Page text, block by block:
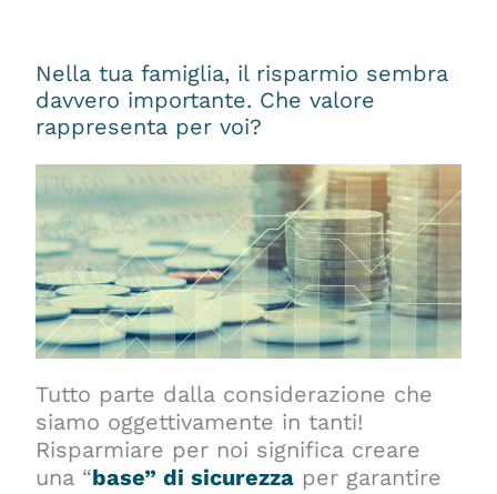
Nella tua famiglia, il risparmio sembra
davvero importante. Che valore
rappresenta per voi?
Tutto parte dalla considerazione che
siamo oggettivamente in tanti!
Risparmiare per noi significa creare
una “base” di sicurezza per garantire